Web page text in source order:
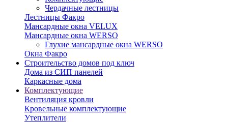
Чердачные лестницы
Лестницы Факро
Мансардные окна VELUX
Мансардные окна WERSO
Глухие мансардные окна WERSO
Окна Факро
Строительство домов под ключ
Дома из СИП панелей
Каркасные дома
Комплектующие
Вентиляция кровли
Кровельные комплектующие
Утеплители